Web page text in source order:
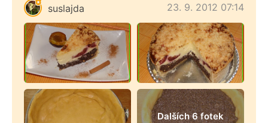
suslajda 23. 9. 2012 07:14
Dalších 6 fotek